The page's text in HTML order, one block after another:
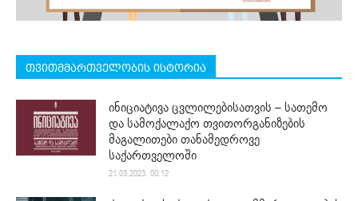
თვითმმართველობის ისტორია
ინიციატივა ცვლილებისათვის – სათემო
და სამოქალაქო თვითორგანიზების
მაგალითები თანამედროვე
საქართველოში
21.03.2023. 00:12